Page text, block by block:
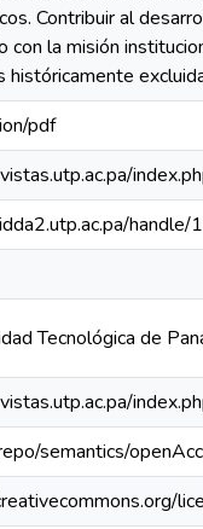
Contribuir al
con la misión
históricamente
pdf
Tecnológica de
semantics/